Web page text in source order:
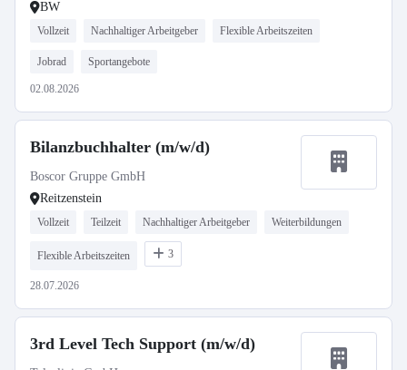
BW
Vollzeit Nachhaltiger Arbeitgeber Flexible Arbeitszeiten
Jobrad Sportangebote
02.08.2026
Bilanzbuchhalter (m/w/d)
Boscor Gruppe GmbH
Reitzenstein
Vollzeit Teilzeit Nachhaltiger Arbeitgeber Weiterbildungen
Flexible Arbeitszeiten 3
28.07.2026
3rd Level Tech Support (m/w/d)